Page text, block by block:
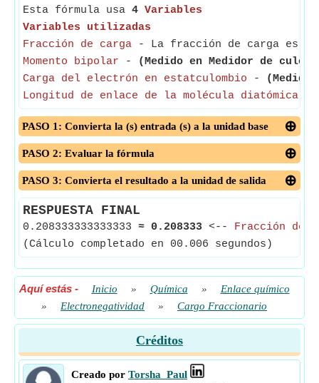
Esta fórmula usa 4 Variables
Variables utilizadas
Fracción de carga - La fracción de carga es
Momento bipolar -
(Medido en Medidor de
Carga del electrón en estatculombio -
(Medido
Longitud de enlace de la molécula diatómica
PASO 1: Convierta la (s) entrada (s) a la unidad base
PASO 2: Evaluar la fórmula
PASO 3: Convierta el resultado a la unidad de salida
RESPUESTA FINAL
0.208333333333333 ≈ 0.208333 <-- Fracción de
(Cálculo completado en 00.006 segundos)
Aquí estás- Inicio » Química »
Enlace químico
»
Electronegatividad » Cargo Fraccionario
Créditos
Creado por Torsha_Paul